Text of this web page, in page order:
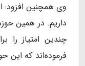
وی همچنین افزود:
داریم. در همین
چندین امتیاز را
فرموده‌اند که این